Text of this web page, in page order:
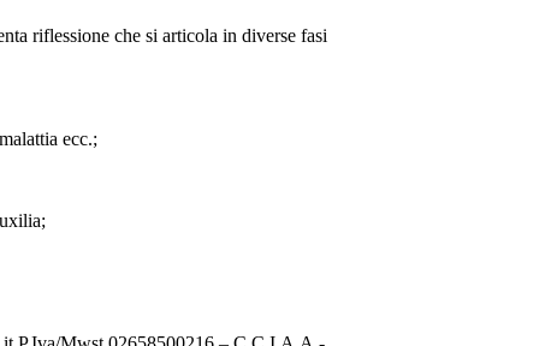
riflessione che si articola in diverse fasi
ecc.;